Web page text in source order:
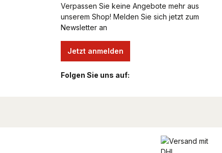
Verpassen Sie keine Angebote mehr aus
unserem Shop! Melden Sie sich jetzt zum
Newsletter an
Jetzt anmelden
Folgen Sie uns auf: